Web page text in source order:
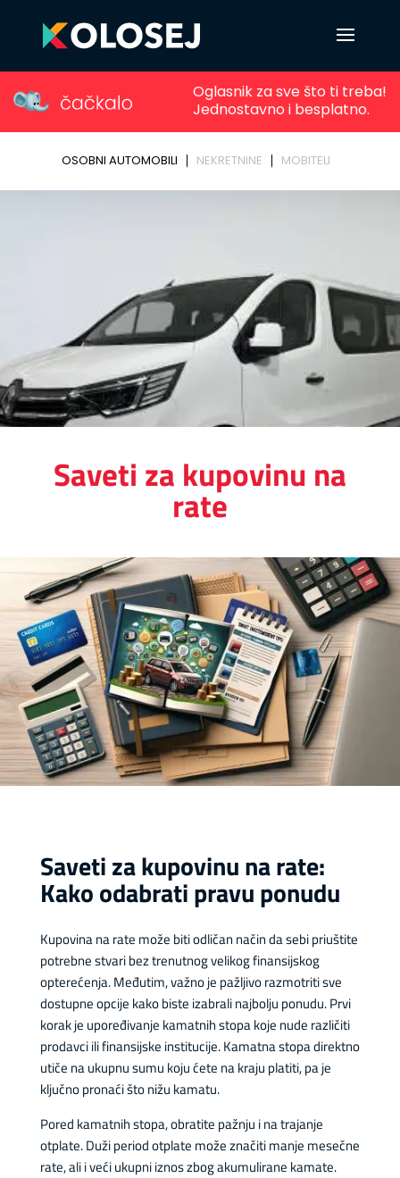
Saveti za kupovinu na
rate
Saveti za kupovinu na rate:
Kako odabrati pravu ponudu
Kupovina na rate može biti odličan način da sebi priuštite
potrebne stvari bez trenutnog velikog finansijskog
opterećenja. Međutim, važno je pažljivo razmotriti sve
dostupne opcije kako biste izabrali najbolju ponudu. Prvi
korak je upoređivanje kamatnih stopa koje nude različiti
prodavci ili finansijske institucije. Kamatna stopa direktno
utiče na ukupnu sumu koju ćete na kraju platiti, pa je
ključno pronaći što nižu kamatu.
Pored kamatnih stopa, obratite pažnju i na trajanje
otplate. Duži period otplate može značiti manje mesečne
rate, ali i veći ukupni iznos zbog akumulirane kamate.